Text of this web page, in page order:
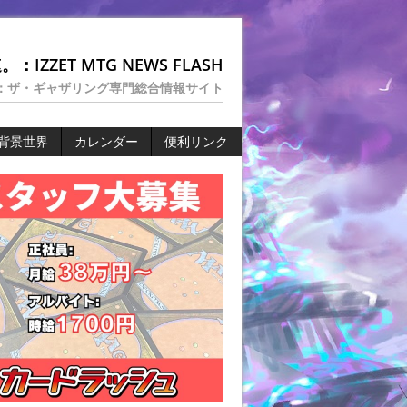
：IZZET MTG NEWS FLASH
ザ・ギャザリング専門総合情報サイト
景世界 カレンダー 便利リンク